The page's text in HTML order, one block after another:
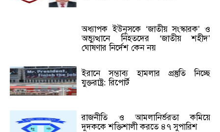
অধ্যাপক ইউনূসকে ‘জাতীয় সংস্কারক’ ও
অভ্যুত্থানে নিহতদের ‘জাতীয় শহীদ’
ঘোষণার নির্দেশ কেন নয়
ইরানে সম্ভাব্য হামলার প্রস্তুতি নিচ্ছে
যুক্তরাষ্ট্র: রিপোর্ট
রাজনীতি ও আমলানির্ভরতা কমিয়ে
দুদককে শক্তিশালী করতে ৪৭ সুপারিশ